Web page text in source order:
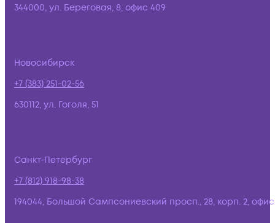
344000, ул. Береговая, 8, офис 409
Новосибирск
+7 (383) 251-02-56
630112, ул. Гоголя, 51
Санкт-Петербург
+7 (812) 918-98-38
194044, Большой Сампсониевский просп., 28, корп. 2,